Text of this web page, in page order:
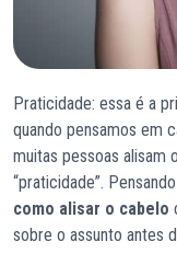
Praticidade: essa é a
quando pensamos em
muitas pessoas alisam
“praticidade”.
como alisar o cabelo
sobre o assunto antes